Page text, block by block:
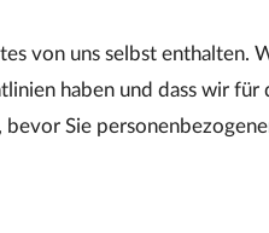
von uns selbst enthalten.
haben und dass wir für
Sie